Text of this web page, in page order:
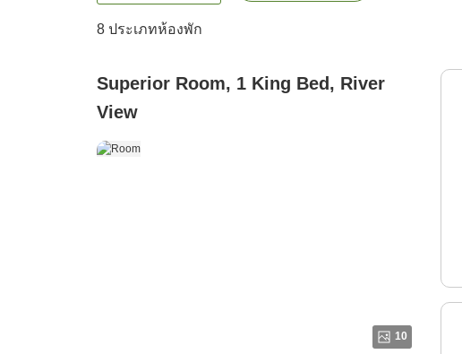
8 ประเภทห้องพัก
Superior Room, 1 King Bed, River
View
10